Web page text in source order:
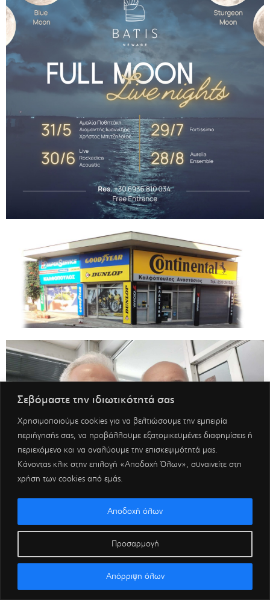
Σεβόμαστε την ιδιωτικότητά σας
Χρησιμοποιούμε cookies για να βελτιώσουμε την εμπειρία
περιήγησής σας, να προβάλλουμε εξατομικευμένες διαφημίσεις ή
περιεχόμενο και να αναλύουμε την επισκεψιμότητά μας.
Κάνοντας κλικ στην επιλογή «Αποδοχή Όλων», συναινείτε στη
χρήση των cookies από εμάς.
Προσαρμογή
Απόρριψη όλων
Αποδοχή όλων